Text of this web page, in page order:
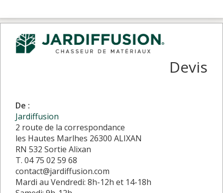
Devis
De :
Jardiffusion
2 route de la correspondance
les Hautes Marlhes 26300 ALIXAN
RN 532 Sortie Alixan
T. 04 75 02 59 68
contact@jardiffusion.com
Mardi au Vendredi: 8h-12h et 14-18h